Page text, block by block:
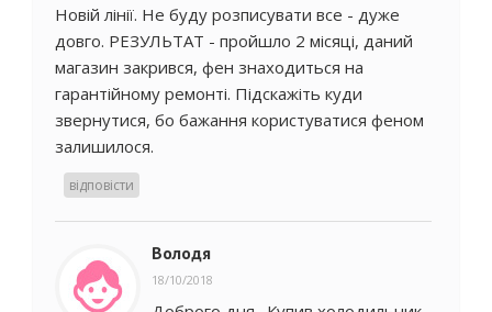
Новій лінії. Не буду розписувати все - дуже
довго. РЕЗУЛЬТАТ - пройшло 2 місяці, даний
магазин закрився, фен знаходиться на
гарантійному ремонті. Підскажіть куди
звернутися, бо бажання користуватися феном
залишилося.
відповісти
Володя
18/10/2018